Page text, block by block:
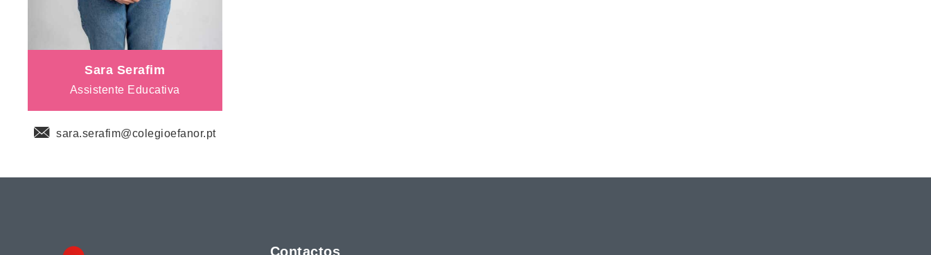
Sara Serafim
Assistente Educativa
sara.serafim@colegioefanor.pt
Contactos